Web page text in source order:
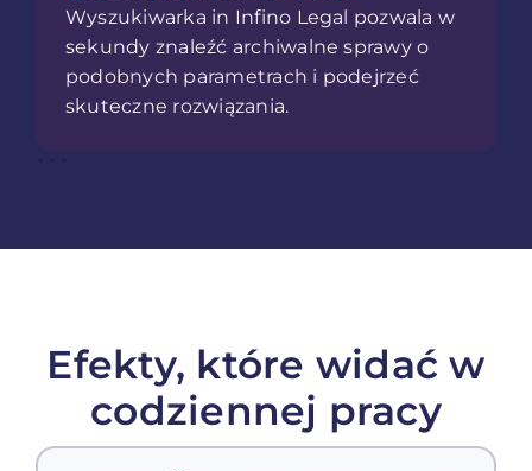
Wyszukiwarka in Infino Legal pozwala w
sekundy znaleźć archiwalne sprawy o
podobnych parametrach i podejrzeć
skuteczne rozwiązania.
```
Efekty, które widać w
codziennej pracy